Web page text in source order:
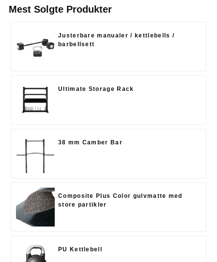
Mest Solgte Produkter
Justerbare manualer / kettlebells /
barbellsett
Ultimate Storage Rack
38 mm Camber Bar
Composite Plus Color gulvmatte med
store partikler
PU Kettlebell